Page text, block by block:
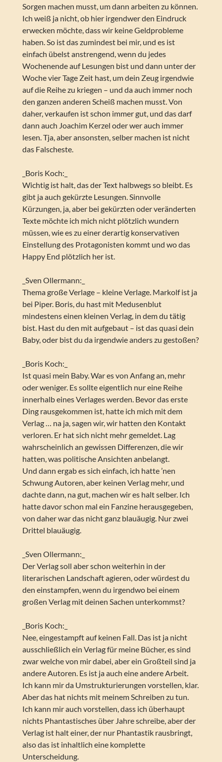
Sorgen machen musst, um dann arbeiten zu können.
Ich weiß ja nicht, ob hier irgendwer den Eindruck
erwecken möchte, dass wir keine Geldprobleme
haben. So ist das zumindest bei mir, und es ist
einfach übelst anstrengend, wenn du jedes
Wochenende auf Lesungen bist und dann unter der
Woche vier Tage Zeit hast, um dein Zeug irgendwie
auf die Reihe zu kriegen – und da auch immer noch
den ganzen anderen Scheiß machen musst. Von
daher, verkaufen ist schon immer gut, und das darf
dann auch Joachim Kerzel oder wer auch immer
lesen. Tja, aber ansonsten, selber machen ist nicht
das Falscheste.
_Boris Koch:_
Wichtig ist halt, das der Text halbwegs so bleibt. Es
gibt ja auch gekürzte Lesungen. Sinnvolle
Kürzungen, ja, aber bei gekürzten oder veränderten
Texte möchte ich mich nicht plötzlich wundern
müssen, wie es zu einer derartig konservativen
Einstellung des Protagonisten kommt und wo das
Happy End plötzlich her ist.
_Sven Ollermann:_
Thema große Verlage – kleine Verlage. Markolf ist ja
bei Piper. Boris, du hast mit Medusenblut
mindestens einen kleinen Verlag, in dem du tätig
bist. Hast du den mit aufgebaut – ist das quasi dein
Baby, oder bist du da irgendwie anders zu gestoßen?
_Boris Koch:_
Ist quasi mein Baby. War es von Anfang an, mehr
oder weniger. Es sollte eigentlich nur eine Reihe
innerhalb eines Verlages werden. Bevor das erste
Ding rausgekommen ist, hatte ich mich mit dem
Verlag … na ja, sagen wir, wir hatten den Kontakt
verloren. Er hat sich nicht mehr gemeldet. Lag
wahrscheinlich an gewissen Differenzen, die wir
hatten, was politische Ansichten anbelangt.
Und dann ergab es sich einfach, ich hatte ’nen
Schwung Autoren, aber keinen Verlag mehr, und
dachte dann, na gut, machen wir es halt selber. Ich
hatte davor schon mal ein Fanzine herausgegeben,
von daher war das nicht ganz blauäugig. Nur zwei
Drittel blauäugig.
_Sven Ollermann:_
Der Verlag soll aber schon weiterhin in der
literarischen Landschaft agieren, oder würdest du
den einstampfen, wenn du irgendwo bei einem
großen Verlag mit deinen Sachen unterkommst?
_Boris Koch:_
Nee, eingestampft auf keinen Fall. Das ist ja nicht
ausschließlich ein Verlag für meine Bücher, es sind
zwar welche von mir dabei, aber ein Großteil sind ja
andere Autoren. Es ist ja auch eine andere Arbeit.
Ich kann mir da Umstrukturierungen vorstellen, klar.
Aber das hat nichts mit meinem Schreiben zu tun.
Ich kann mir auch vorstellen, dass ich überhaupt
nichts Phantastisches über Jahre schreibe, aber der
Verlag ist halt einer, der nur Phantastik rausbringt,
also das ist inhaltlich eine komplette
Unterscheidung.